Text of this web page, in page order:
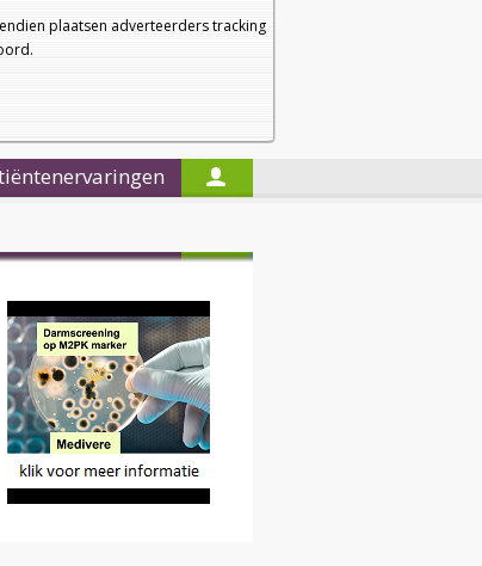
plaatsen adverteerders tracking
a
a
Nieuwsbrief